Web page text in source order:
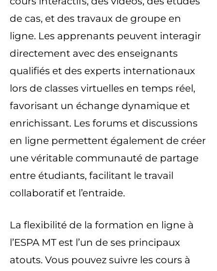
de cas, et des travaux de groupe en
ligne. Les apprenants peuvent interagir
directement avec des enseignants
qualifiés et des experts internationaux
lors de classes virtuelles en temps réel,
favorisant un échange dynamique et
enrichissant. Les forums et discussions
en ligne permettent également de créer
une véritable communauté de partage
entre étudiants, facilitant le travail
collaboratif et l’entraide.
La flexibilité de la formation en ligne à
l’ESPA MT est l’un de ses principaux
atouts. Vous pouvez suivre les cours à